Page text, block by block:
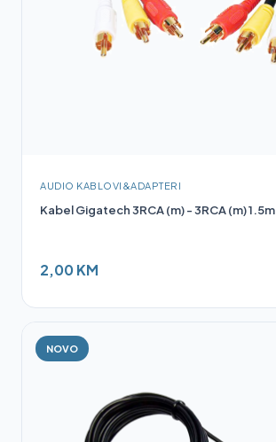
AUDIO KABLOVI&ADAPTERI
Kabel Gigatech 3RCA (m) - 3RCA (m) 1.5m
2,00 KM
NOVO